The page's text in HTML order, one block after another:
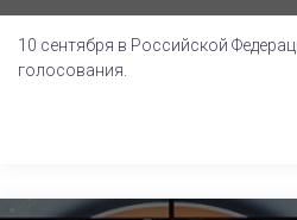
10 сентября в Российской
голосования.